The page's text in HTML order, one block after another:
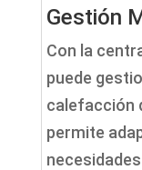
Gestión
Con la
puede
calefacción
permite